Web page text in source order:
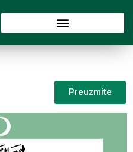
Preuzmite